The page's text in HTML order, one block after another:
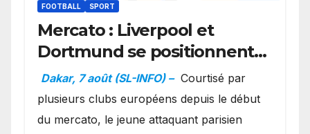
FOOTBALL SPORT
Mercato : Liverpool et
Dortmund se positionnent
en favoris pour recruter
Ibrahim Mbaye
Dakar, 7 août (SL-INFO) – Courtisé par
plusieurs clubs européens depuis le début
du mercato, le jeune attaquant parisien